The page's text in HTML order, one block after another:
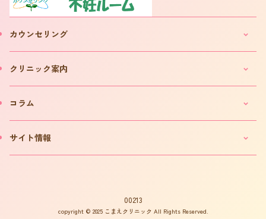
カウンセリング
IVF(体外受精)カウンセリングのご案内
カウンセリング予約について
お問い合わせ
クリニック案内
院長プロフィール
よくある質問
コラム
インタビュー
不妊ルーム物語
サイト情報
00213
copyright © 2025 こまえクリニック All Rights Reserved.